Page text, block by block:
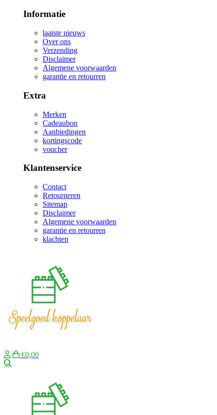
Informatie
laatste nieuws
Over ons
Verzending
Disclaimer
Algemene voorwaarden
garantie en retourren
Extra
Merken
Cadeaubon
Aanbiedingen
kortingscode
voucher
Klantenservice
Contact
Retourneren
Sitemap
Disclaimer
Algemene voorwaarden
garantie en retourren
klachten
€0,00